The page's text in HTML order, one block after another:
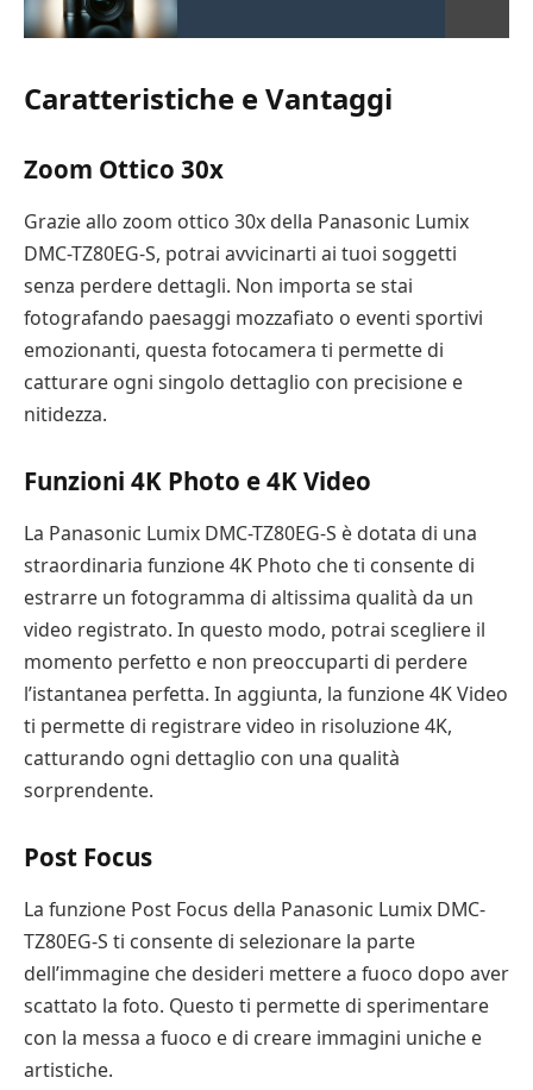
Caratteristiche e Vantaggi
Zoom Ottico 30x
Grazie allo zoom ottico 30x della Panasonic Lumix
DMC-TZ80EG-S, potrai avvicinarti ai tuoi soggetti
senza perdere dettagli. Non importa se stai
fotografando paesaggi mozzafiato o eventi sportivi
emozionanti, questa fotocamera ti permette di
catturare ogni singolo dettaglio con precisione e
nitidezza.
Funzioni 4K Photo e 4K Video
La Panasonic Lumix DMC-TZ80EG-S è dotata di una
straordinaria funzione 4K Photo che ti consente di
estrarre un fotogramma di altissima qualità da un
video registrato. In questo modo, potrai scegliere il
momento perfetto e non preoccuparti di perdere
l’istantanea perfetta. In aggiunta, la funzione 4K Video
ti permette di registrare video in risoluzione 4K,
catturando ogni dettaglio con una qualità
sorprendente.
Post Focus
La funzione Post Focus della Panasonic Lumix DMC-
TZ80EG-S ti consente di selezionare la parte
dell’immagine che desideri mettere a fuoco dopo aver
scattato la foto. Questo ti permette di sperimentare
con la messa a fuoco e di creare immagini uniche e
artistiche.